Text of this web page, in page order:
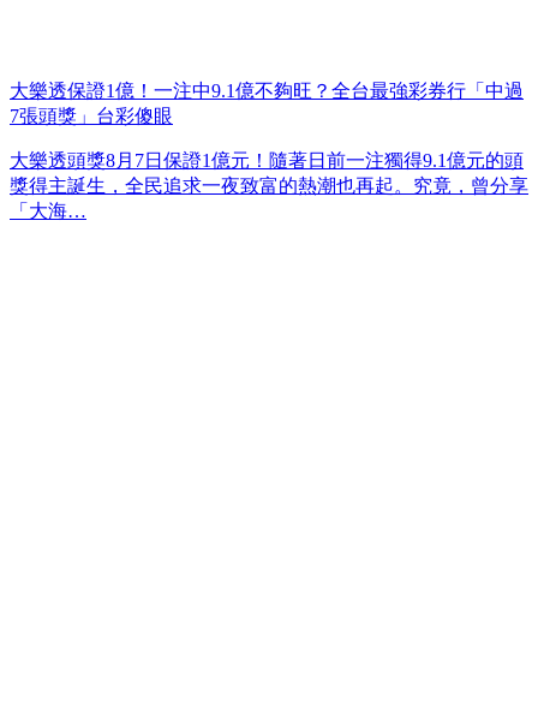
大樂透保證1億！一注中9.1億不夠旺？全台最強彩券行「中過
7張頭獎」台彩傻眼
大樂透頭獎8月7日保證1億元！隨著日前一注獨得9.1億元的頭
獎得主誕生，全民追求一夜致富的熱潮也再起。究竟，曾分享
「大海…